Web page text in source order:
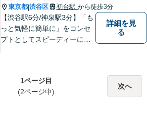
視し、納得の解決へ導きま
す。
東京都|渋谷区 初台駅 から徒歩3分
【渋谷駅6分/神泉駅3分】「も
っと気軽に簡単に」をコンセ
プトとしてスピーディーに対
するか迷っているという方も
お気軽にご相談ください。
詳細を見
る
1ページ目
(2ページ中)
次へ